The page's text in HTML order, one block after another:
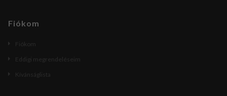
Fiókom
Fiókom
Eddigi megrendeléseim
Kívánságlista